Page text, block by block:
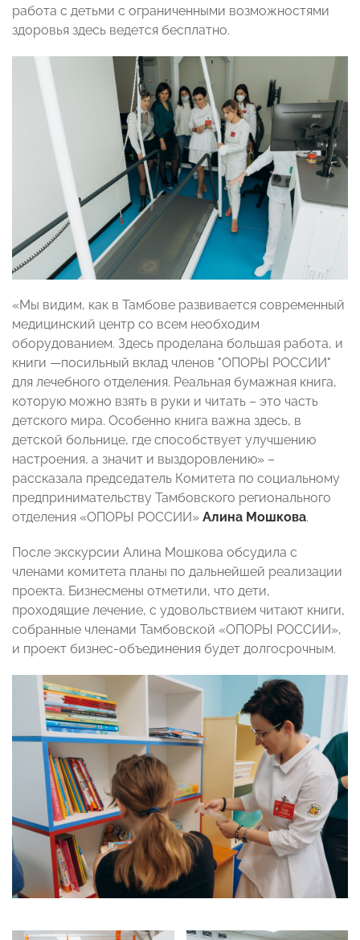
работа с детьми с ограниченными возможностями
здоровья здесь ведется бесплатно.
«Мы видим, как в Тамбове развивается современный
медицинский центр со всем необходим
оборудованием. Здесь проделана большая работа, и
книги —посильный вклад членов "ОПОРЫ РОССИИ"
для лечебного отделения. Реальная бумажная книга,
которую можно взять в руки и читать – это часть
детского мира. Особенно книга важна здесь, в
детской больнице, где способствует улучшению
настроения, а значит и выздоровлению» –
рассказала председатель Комитета по социальному
предпринимательству Тамбовского регионального
отделения «ОПОРЫ РОССИИ» Алина Мошкова.
После экскурсии Алина Мошкова обсудила с
членами комитета планы по дальнейшей реализации
проекта. Бизнесмены отметили, что дети,
проходящие лечение, с удовольствием читают книги,
собранные членами Тамбовской «ОПОРЫ РОССИИ»,
и проект бизнес-объединения будет долгосрочным.